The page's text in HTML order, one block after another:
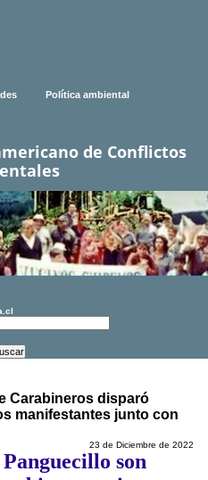
Política ambiental
de Conflictos
Carabineros disparó
manifestantes junto con
23 de Diciembre de 2022
son